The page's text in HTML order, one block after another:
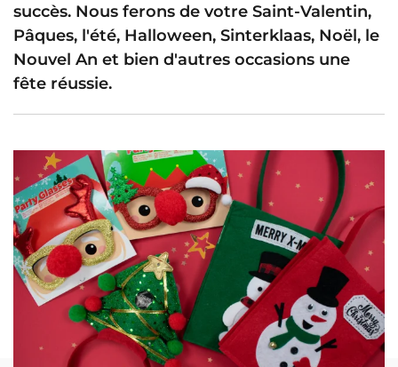
succès. Nous ferons de votre Saint-Valentin,
Pâques, l'été, Halloween, Sinterklaas, Noël, le
Nouvel An et bien d'autres occasions une
fête réussie.